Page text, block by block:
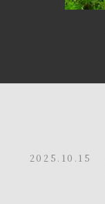
2025.10.15